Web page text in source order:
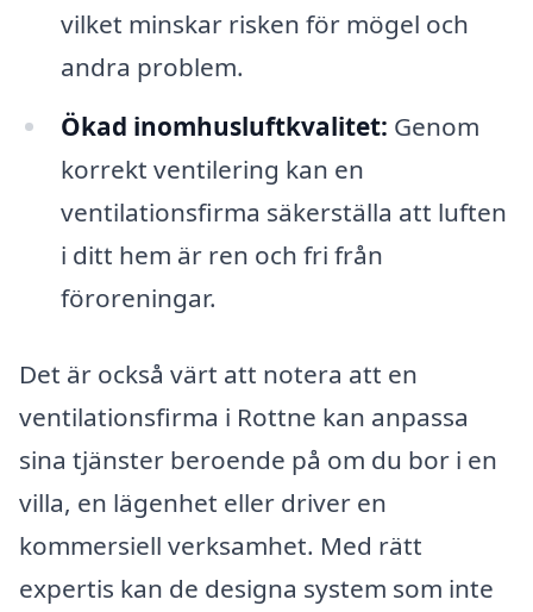
vilket minskar risken för mögel och
andra problem.
Ökad inomhusluftkvalitet: Genom
korrekt ventilering kan en
ventilationsfirma säkerställa att luften
i ditt hem är ren och fri från
föroreningar.
Det är också värt att notera att en
ventilationsfirma i Rottne kan anpassa
sina tjänster beroende på om du bor i en
villa, en lägenhet eller driver en
kommersiell verksamhet. Med rätt
expertis kan de designa system som inte